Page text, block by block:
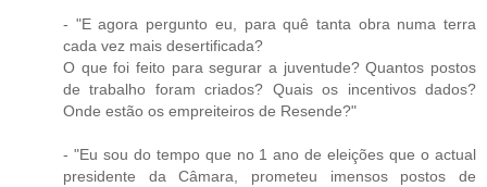
- "E agora pergunto eu, para quê tanta obra numa terra
cada vez mais desertificada?
O que foi feito para segurar a juventude? Quantos postos
de trabalho foram criados? Quais os incentivos dados?
Onde estão os empreiteiros de Resende?"
- "Eu sou do tempo que no 1 ano de eleições que o actual
presidente da Câmara, prometeu imensos postos de